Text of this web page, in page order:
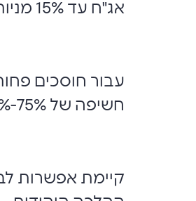
אג"ח עד 15% מניות".
עבור חוסכים
חשיפה של 75%-120%. מסלול אחר הוא מסלול המחקה את מדד S&P 500, בשיעור חשיפה של 100% מנכסי המסלול.
קיימת אפשרות